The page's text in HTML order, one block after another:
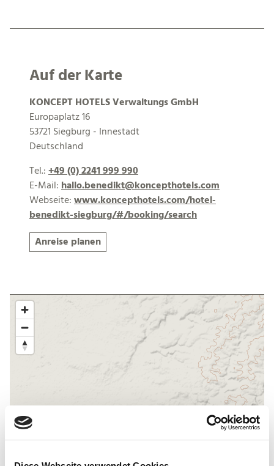
Auf der Karte
KONCEPT HOTELS Verwaltungs GmbH
Europaplatz 16
53721 Siegburg - Innestadt
Deutschland
Tel.:+49 (0) 2241 999 990
E-Mail:hallo.benedikt@koncepthotels.com
Webseite:www.koncepthotels.com/hotel-
benedikt-siegburg/#/booking/search
Anreise planen